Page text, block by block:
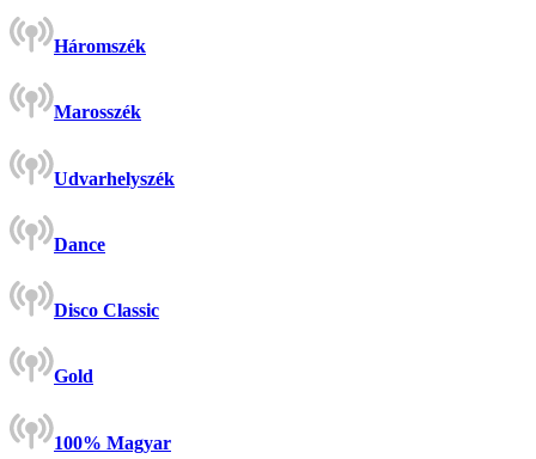
Háromszék
Marosszék
Udvarhelyszék
Dance
Disco Classic
Gold
100% Magyar